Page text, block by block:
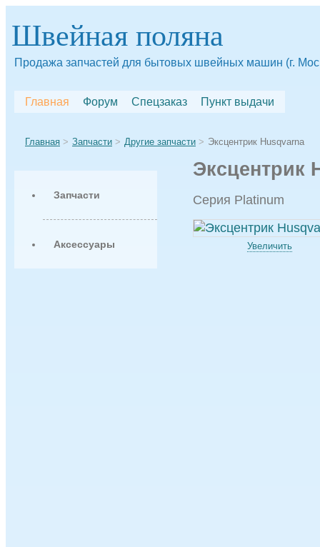
Швейная поляна
Продажа запчастей для бытовых швейных машин (г.
Главная Форум Спецзаказ Пункт выдачи
Главная Запчасти Другие запчасти Эксцентрик Husqvarna
Запчасти
Аксессуары
Эксцентрик
Серия Platinum
Увеличить